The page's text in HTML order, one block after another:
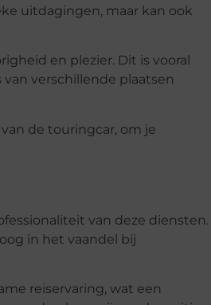
uitdagingen, maar kan ook
en plezier. Dit is vooral
verschillende plaatsen
de touringcar, om je
van deze diensten.
in het vaandel bij
reiservaring, wat een